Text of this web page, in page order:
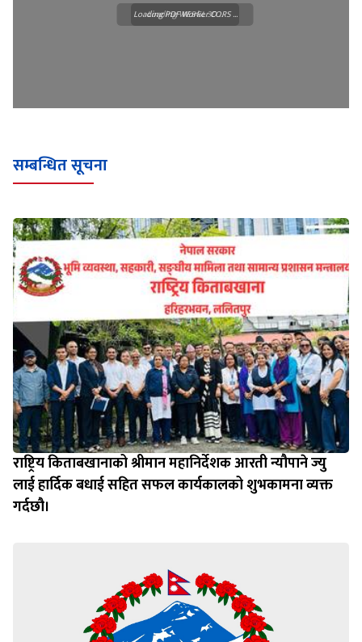
Loading WEBGL 3D ...
Loading PDF Worker CORS ...
सम्बन्धित सूचना
राष्ट्रिय किताबखानाको श्रीमान महानिर्देशक आरती न्यौपाने ज्यु
लाई हार्दिक बधाई सहित सफल कार्यकालको शुभकामना व्यक्त
गर्दछौ।